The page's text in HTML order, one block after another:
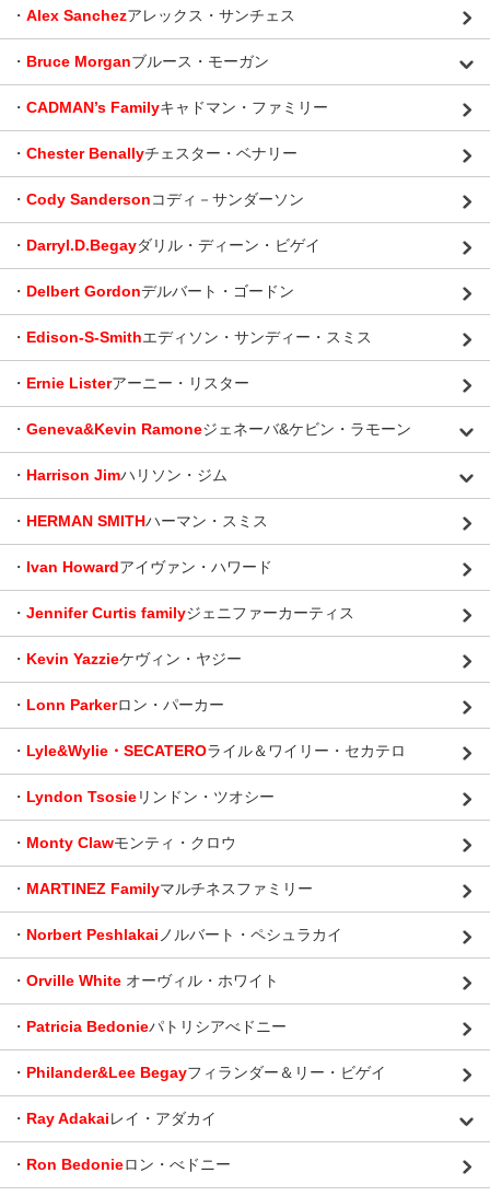
・ Alex Sanchezアレックス・サンチェス
・ Bruce Morganブルース・モーガン
・ CADMAN’s Familyキャドマン・ファミリー
・ Chester Benallyチェスター・ベナリー
・ Cody Sandersonコディ－サンダーソン
・ Darryl.D.Begayダリル・ディーン・ビゲイ
・ Delbert Gordonデルバート・ゴードン
・ Edison-S-Smithエディソン・サンディー・スミス
・ Ernie Listerアーニー・リスター
・ Geneva&Kevin Ramoneジェネーバ&ケビン・ラモーン
・ Harrison Jimハリソン・ジム
・ HERMAN SMITHハーマン・スミス
・ Ivan Howardアイヴァン・ハワード
・ Jennifer Curtis familyジェニファーカーティス
・ Kevin Yazzieケヴィン・ヤジー
・ Lonn Parkerロン・パーカー
・ Lyle&Wylie・SECATEROライル＆ワイリー・セカテロ
・ Lyndon Tsosieリンドン・ツオシー
・ Monty Clawモンティ・クロウ
・ MARTINEZ Familyマルチネスファミリー
・ Norbert Peshlakai ノルバート・ペシュラカイ
・ Orville White オーヴィル・ホワイト
・ Patricia Bedonieパトリシアべドニー
・ Philander&Lee Begayフィランダー＆リー・ビゲイ
・ Ray Adakaiレイ・アダカイ
・ Ron Bedonieロン・べドニー